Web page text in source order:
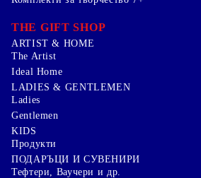
THE GIFT SHOP
ARTIST & HOME
The Artist
Ideal Home
LADIES & GENTLEMEN
Ladies
Gentlemen
KIDS
Продукти
ПОДАРЪЦИ И СУВЕНИРИ
Тефтери, Ваучери и др.